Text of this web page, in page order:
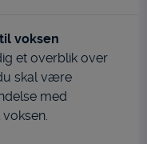
voksen
et overblik over
skal være
med